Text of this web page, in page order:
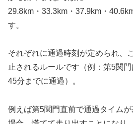
29.8km・33.3km・37.9km・
す。
それぞれに通過時刻が定められ、
止されるルールです（例：第5関
45分までに通過）。
例えば第5関門直前で通過タイム